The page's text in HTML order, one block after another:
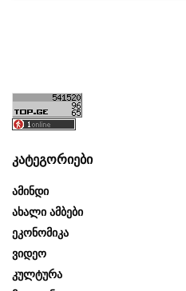
კატეგორიები
Ამინდი
Ახალი Ამბები
Ეკონომიკა
Ვიდეო
Კულტურა